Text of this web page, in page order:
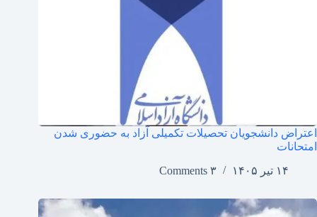
اعتراض دانشجویان تحصیلات تکمیلی آزاد به حضوری شدن
امتحانات
۱۴ تیر ۱۴۰۵
۳ Comments